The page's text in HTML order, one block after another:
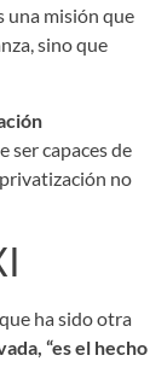
una misión que
sino que
ser capaces de
no
ha sido otra
“es el hecho